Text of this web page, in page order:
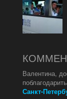
Валентина,
Санкт-